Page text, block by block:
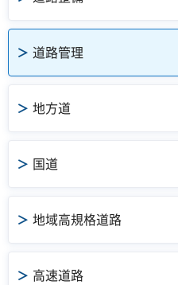
道路管理
地方道
国道
地域高規格道路
高速道路